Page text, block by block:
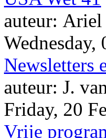
auteur:
Newsletters
auteur: J.
Friday, 20
Vrije